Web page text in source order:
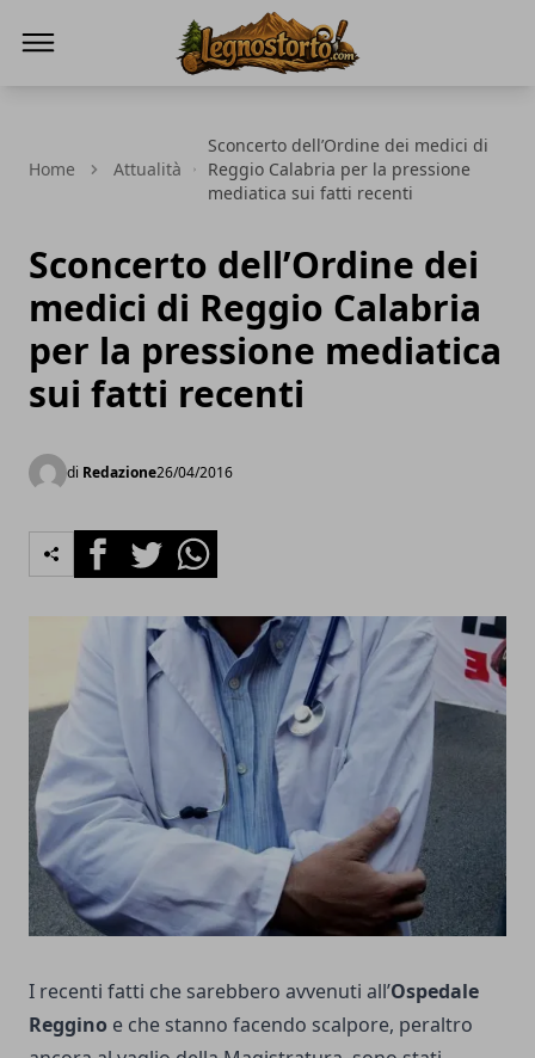
Home Attualità
Sconcerto dell’Ordine dei medici di
Reggio Calabria per la pressione
mediatica sui fatti recenti
Sconcerto dell’Ordine dei
medici di Reggio Calabria
per la pressione mediatica
sui fatti recenti
di Redazione26/04/2016
FacebookTwitterWhatsapp
I recenti fatti che sarebbero avvenuti all’Ospedale
Reggino e che stanno facendo scalpore, peraltro